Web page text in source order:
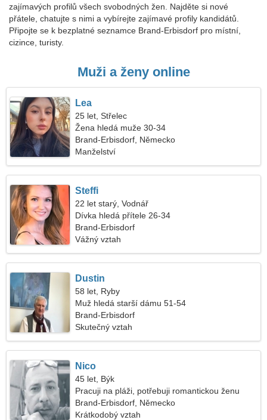
zajímavých profilů všech svobodných žen. Najděte si nové
přátele, chatujte s nimi a vybírejte zajímavé profily kandidátů.
Připojte se k bezplatné seznamce Brand-Erbisdorf pro místní,
cizince, turisty.
Muži a ženy online
Lea
25 let, Střelec
Žena hledá muže 30-34
Brand-Erbisdorf, Německo
Manželství
Steffi
22 let starý, Vodnář
Dívka hledá přítele 26-34
Brand-Erbisdorf
Vážný vztah
Dustin
58 let, Ryby
Muž hledá starší dámu 51-54
Brand-Erbisdorf
Skutečný vztah
Nico
45 let, Býk
Pracuji na pláži, potřebuji romantickou ženu
Brand-Erbisdorf, Německo
Krátkodobý vztah